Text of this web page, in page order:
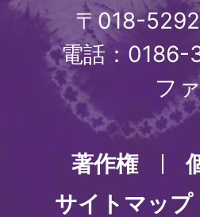
〒018-
電話：
フ
著作権
サイトマップ